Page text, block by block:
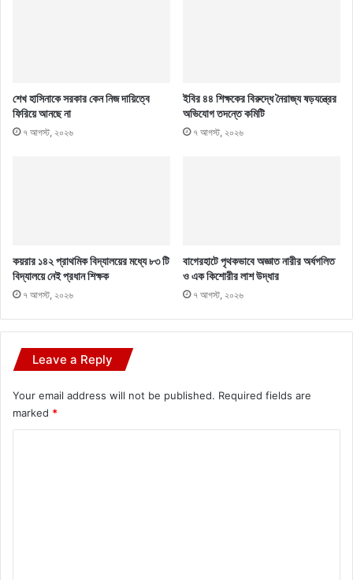
শেখ হাসিনাকে সরকার কেন নিজ দায়িত্বে
ফিরিয়ে আনছে না
৭ আগস্ট, ২০২৬
ইবির ৪৪ শিক্ষকের বিরুদ্ধে নৈরাজ্য ষড়যন্ত্রের
অভিযোগ তদন্তে কমিটি
৭ আগস্ট, ২০২৬
কয়রার ১৪২ প্রাথমিক বিদ্যালয়ের মধ্যে ৮৩ টি
বিদ্যালয়ে নেই প্রধান শিক্ষক
৭ আগস্ট, ২০২৬
বাগেরহাটে পৃথকভাবে অজ্ঞাত নারীর অর্ধগলিত
ও এক কিশোরীর লাশ উদ্ধার
৭ আগস্ট, ২০২৬
Leave a Reply
Your email address will not be published. Required fields are
marked *